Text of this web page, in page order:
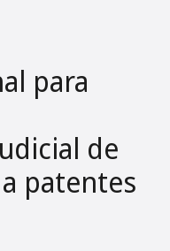
para
de
patentes